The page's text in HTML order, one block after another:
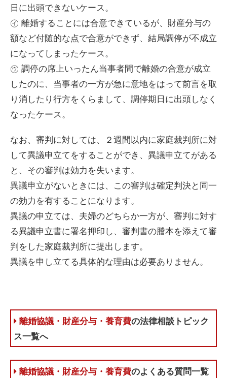
日に出頭できないケース。
㋑ 離婚することには合意できているが、財産分与の
額など付随的な点で合意ができず、結局調停が不成立
になってしまったケース。
㋒ 調停の席上いったん当事者間で離婚の合意が成立
したのに、当事者の一方が急に意地をはって前言を取
り消したり行方をくらまして、調停期日に出頭しなく
なったケース。
なお、審判に対しては、２週間以内に家庭裁判所に対
して異議申立てをすることができ、異議申立てがある
と、その審判は効力を失います。
異議申立がないときには、この審判は確定判決と同一
の効力を有することになります。
異議の申立ては、夫婦のどちらか一方が、審判に対す
る異議申立書に署名押印し、審判書の謄本を添えて審
判をした家庭裁判所に提出します。
異議を申し立てる具体的な理由は必要ありません。
離婚協議・財産分与・養育費の法律相談トピック
ス一覧へ
離婚協議・財産分与・養育費のよくある質問一覧